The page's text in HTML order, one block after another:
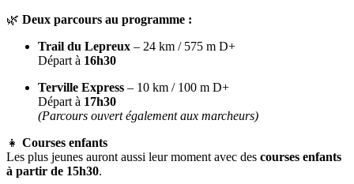
🌿 Deux parcours au programme :
Trail du Lepreux – 24 km / 575 m D+
Départ à 16h30
Terville Express – 10 km / 100 m D+
Départ à 17h30
(Parcours ouvert également aux marcheurs)
👧 Courses enfants
Les plus jeunes auront aussi leur moment avec des courses enfants
à partir de 15h30.